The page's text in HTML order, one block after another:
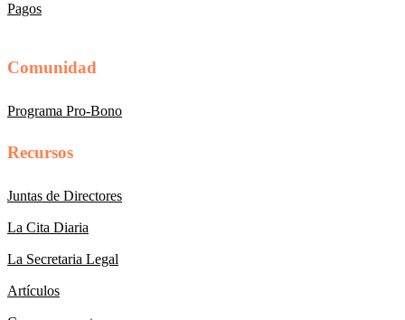
Pagos
Comunidad
Programa Pro-Bono
Recursos
Juntas de Directores
La Cita Diaria
La Secretaria Legal
Artículos